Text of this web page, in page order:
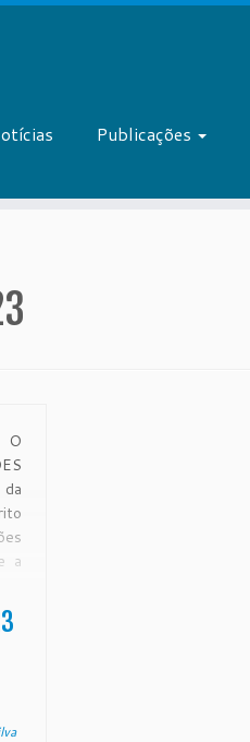
Publicações
O
a